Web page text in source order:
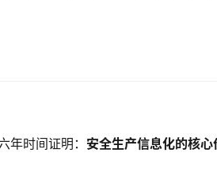
时间证明： 安全生产信息化的核心